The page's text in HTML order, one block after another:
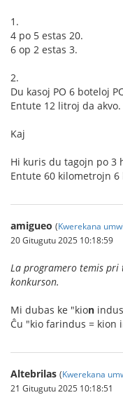
1.
4 po 5 estas 20.
6 op 2 estas 3.
2.
Du kasoj PO 6 boteloj
Entute 12 litroj da akvo.
Kaj
Hi kuris du tagojn po 3
Entute 60 kilometrojn 6
amigueo (Kwerekana
20 Gitugutu 2025 10:18:59
La programero temis pri
konkurson.
Mi dubas ke "kion
Ĉu "kio farindus = kion
Altebrilas (Kwerekana
21 Gitugutu 2025 10:18:51